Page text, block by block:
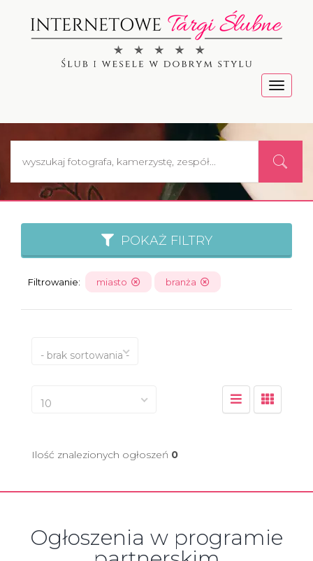
Menu
POKAŻ FILTRY
Filtrowanie: miasto branża
- brak sortowania -
10
Ilość znalezionych ogłoszeń 0
Ogłoszenia w programie